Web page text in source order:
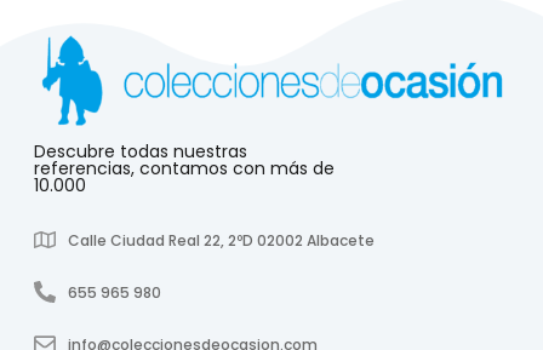
Descubre todas nuestras
referencias, contamos con más de
10.000
Calle Ciudad Real 22, 2ºD 02002 Albacete
655 965 980
info@coleccionesdeocasion.com